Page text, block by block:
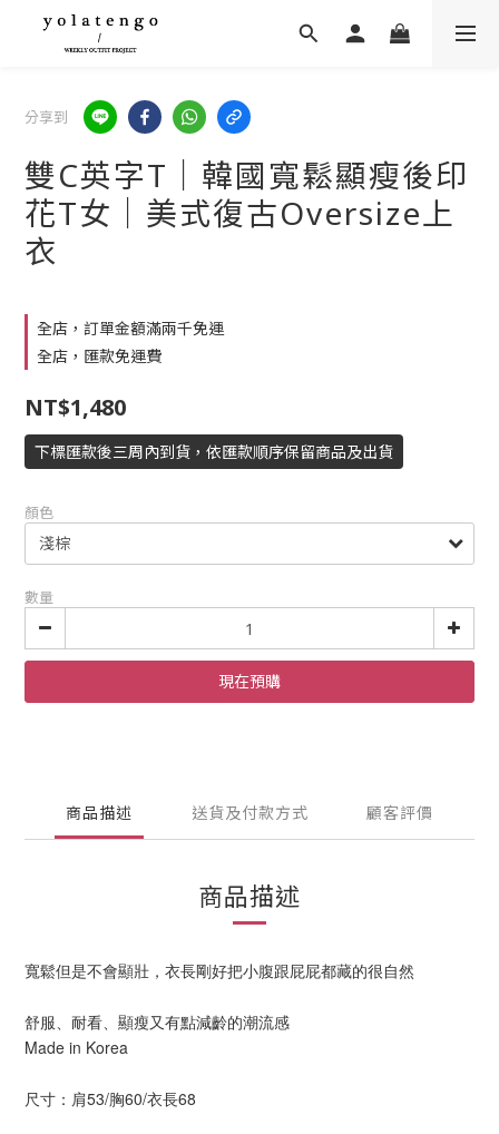
分享到
雙C英字T｜韓國寬鬆顯瘦後印
花T女｜美式復古Oversize上
衣
全店，訂單金額滿兩千免運
全店，匯款免運費
NT$1,480
下標匯款後三周內到貨，依匯款順序保留商品及出貨
顏色
數量
現在預購
商品描述 送貨及付款方式 顧客評價
商品描述
寬鬆但是不會顯壯，衣長剛好把小腹跟屁屁都藏的很自然
舒服、耐看、顯瘦又有點減齡的潮流感
Made in Korea
尺寸：肩53/胸60/衣長68